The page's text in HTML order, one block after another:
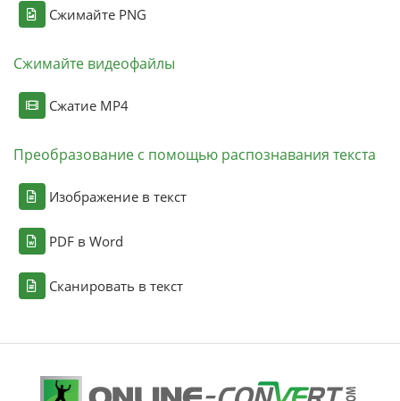
Сжимайте PNG
Сжимайте видеофайлы
Сжатие MP4
Преобразование с помощью распознавания текста
Изображение в текст
PDF в Word
Сканировать в текст